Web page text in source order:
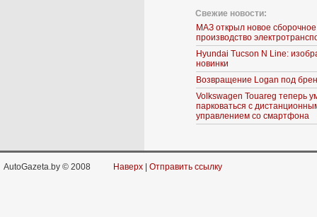
Свежие новости:
МАЗ открыл новое сборочное
производство
Hyundai Tucson N Line:
новинки
Возвращение Logan под
Volkswagen Touareg теперь
парковаться с
управлением со смартфона
AutoGazeta.by © 2008 Наверх Отправить ссылку